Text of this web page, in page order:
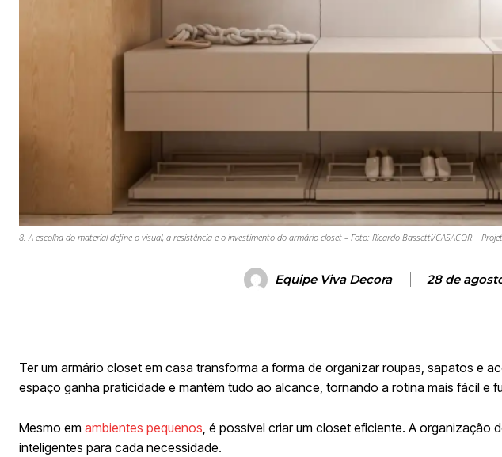
8. A escolha do material define o visual, a resistência e o investimento do armário closet – Foto: Ricardo Bassetti/CASACOR |
Equipe Viva Decora 28 de
Ter um armário closet em casa transforma a forma de organizar roupas, sapatos e
espaço ganha praticidade e mantém tudo ao alcance, tornando a rotina mais fácil e
Mesmo em ambientes pequenos , é possível criar um closet eficiente. A
inteligentes para cada necessidade.